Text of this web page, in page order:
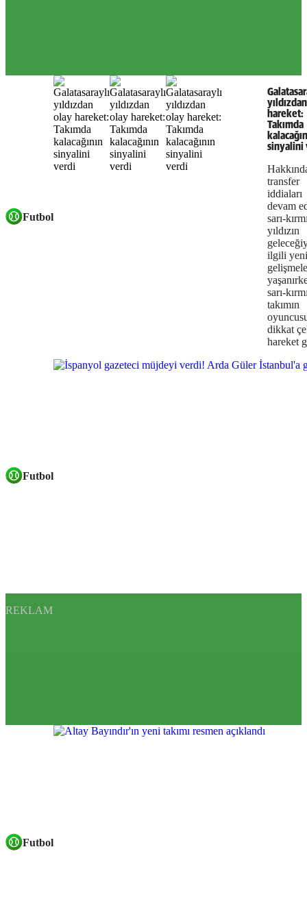
Futbol
hareket:
Takımda
sinyalini
transfer
iddiaları
devam
sarı-
yıldızın
ilgili yeni
sarı-
takımın
dikkat
hareket
Futbol
REKLAM
Futbol